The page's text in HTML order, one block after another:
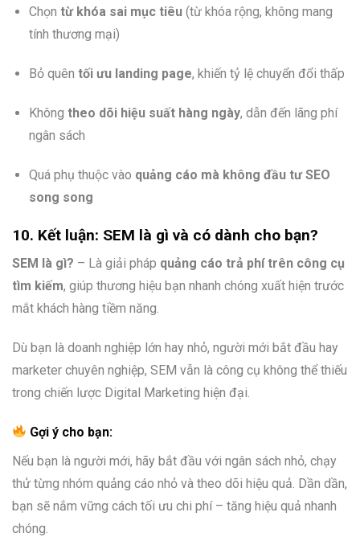
Chọn từ khóa sai mục tiêu(từ khóa rộng, không mang
tính thương mại)
Bỏ quên tối ưu landing page, khiến tỷ lệ chuyển đổi thấp
Không theo dõi hiệu suất hàng ngày, dẫn đến lãng phí
ngân sách
Quá phụ thuộc vào quảng cáo mà không đầu tư SEO
song song
10. Kết luận: SEM là gì và có dành cho bạn?
SEM là gì? – Là giải pháp quảng cáo trả phí trên công cụ
tìm kiếm, giúp thương hiệu bạn nhanh chóng xuất hiện trước
mắt khách hàng tiềm năng.
Dù bạn là doanh nghiệp lớn hay nhỏ, người mới bắt đầu hay
marketer chuyên nghiệp, SEM vẫn là công cụ không thể thiếu
trong chiến lược Digital Marketing hiện đại.
Gợi ý cho bạn:
Nếu bạn là người mới, hãy bắt đầu với ngân sách nhỏ, chạy
thử từng nhóm quảng cáo nhỏ và theo dõi hiệu quả. Dần dần,
bạn sẽ nắm vững cách tối ưu chi phí – tăng hiệu quả nhanh
chóng.